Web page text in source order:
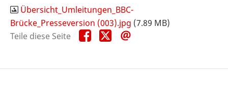
Übersicht_Umleitungen_BBC-
Brücke_Presseversion (003).jpg (7.89 MB)
Teile diese Seite
Teile
diese
Teile
diese